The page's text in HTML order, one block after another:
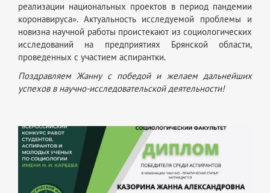
реализации национальных проектов в период пандемии
коронавируса». Актуальность исследуемой проблемы и
новизна научной работы проистекают из социологических
исследований на предприятиях Брянской области,
проведенных с участием аспирантки.
Поздравляем Жанну с победой и желаем дальнейших
успехов в научно-исследовательской деятельности!